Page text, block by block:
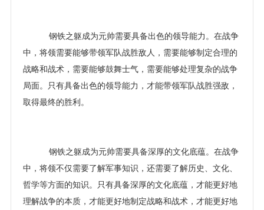
钢铁之躯成为元帅需要具备出色的领导能力。在战争
中，将领需要能够带领军队战胜敌人，需要能够制定合理的
战略和战术，需要能够鼓舞士气，需要能够处理复杂的战争
局面。只有具备出色的领导能力，才能带领军队战胜强敌，
取得最终的胜利。
钢铁之躯成为元帅需要具备深厚的文化底蕴。在战争
中，将领不仅需要了解军事知识，还需要了解历史、文化、
哲学等方面的知识。只有具备深厚的文化底蕴，才能更好地
理解战争的本质，才能更好地制定战略和战术，才能更好地